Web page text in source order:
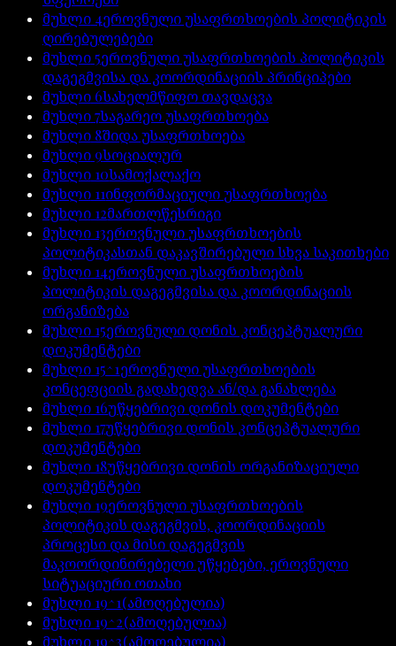
მუხლი 4ეროვნული უსაფრთხოების პოლიტიკის
ღირებულებები
მუხლი 5ეროვნული უსაფრთხოების პოლიტიკის
დაგეგმვისა და კოორდინაციის პრინციპები
მუხლი 6სახელმწიფო თავდაცვა
მუხლი7საგარეო უსაფრთხოება
მუხლი 8შიდა უსაფრთხოება
მუხლი 9სოციალურ
მუხლი 10სამოქალაქო
მუხლი 11ინფორმაციული უსაფრთხოება
მუხლი 12მართლწესრიგი
მუხლი 13ეროვნული უსაფრთხოების
პოლიტიკასთან დაკავშირებული სხვა საკითხები
მუხლი 14ეროვნული უსაფრთხოების
პოლიტიკის დაგეგმვისა და კოორდინაციის
ორგანიზება
მუხლი 15ეროვნული დონის კონცეპტუალური
დოკუმენტები
მუხლი 15^1ეროვნული უსაფრთხოების
კონცეფციის გადახედვა ან/და განახლება
მუხლი 16უწყებრივი დონის დოკუმენტები
მუხლი 17უწყებრივი დონის კონცეპტუალური
დოკუმენტები
მუხლი 18უწყებრივი დონის ორგანიზაციული
დოკუმენტები
მუხლი 19ეროვნული უსაფრთხოების
პოლიტიკის დაგეგმვის, კოორდინაციის
პროცესი და მისი დაგეგმვის
მაკოორდინირებელი უწყებები, ეროვნული
სიტუაციური ოთახი
მუხლი 19^1(ამოღებულია)
მუხლი 19^2(ამოღებულია)
მუხლი 19^3(ამოღებულია)